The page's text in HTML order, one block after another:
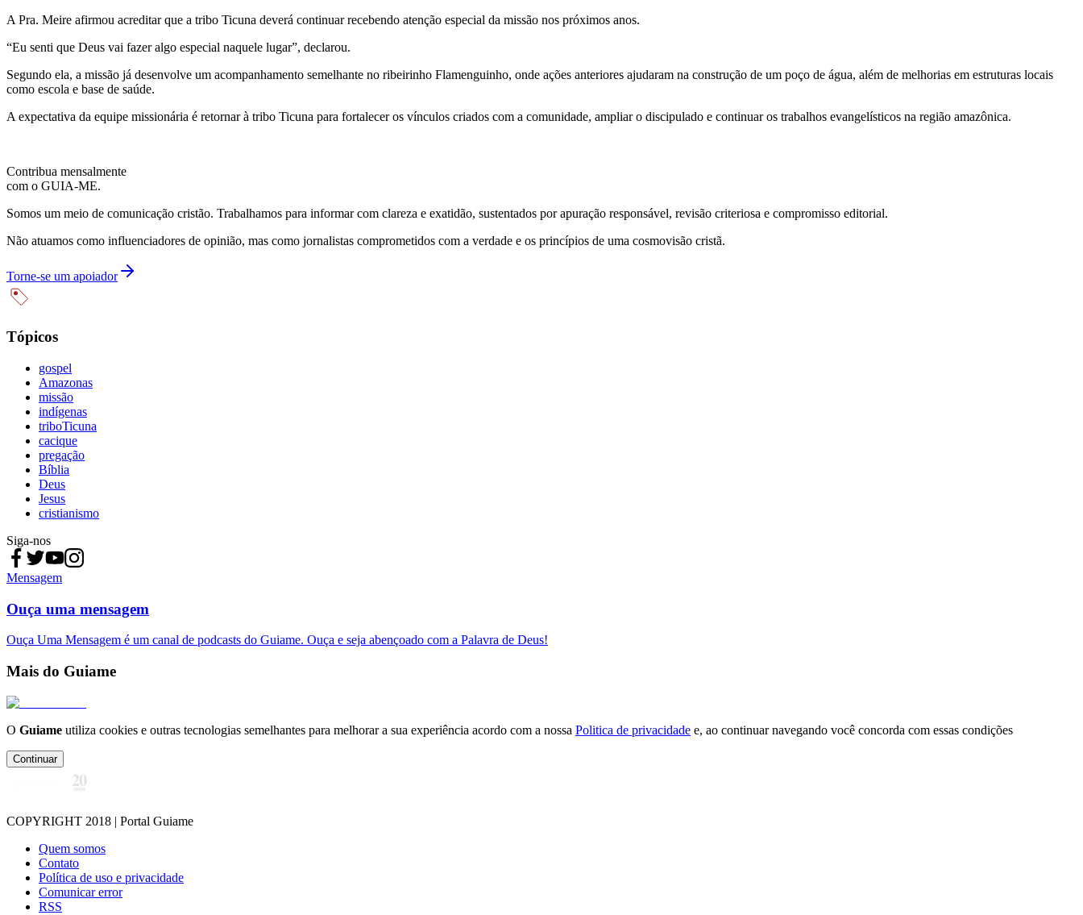
A Pra. Meire afirmou acreditar que a tribo Ticuna deverá continuar recebendo atenção especial da missão nos próximos anos.
“Eu senti que Deus vai fazer algo especial naquele lugar”, declarou.
Segundo ela, a missão já desenvolve um acompanhamento semelhante no ribeirinho Flamenguinho, onde ações anteriores ajudaram na construção de um poço de água, além de melhorias em estruturas locais
como escola e base de saúde.
A expectativa da equipe missionária é retornar à tribo Ticuna para fortalecer os vínculos criados com a comunidade, ampliar o discipulado e continuar os trabalhos evangelísticos na região amazônica.
Contribua mensalmente
com o GUIA-ME.
Somos um meio de comunicação cristão. Trabalhamos para informar com clareza e exatidão, sustentados por apuração responsável, revisão criteriosa e compromisso editorial.
Não atuamos como influenciadores de opinião, mas como jornalistas comprometidos com a verdade e os princípios de uma cosmovisão cristã.
Torne-se um apoiador
Tópicos
gospel
Amazonas
missão
indígenas
triboTicuna
cacique
pregação
Bíblia
Deus
Jesus
cristianismo
Siga-nos
Mensagem
Ouça uma mensagem
Ouça Uma Mensagem é um canal de podcasts do Guiame. Ouça e seja abençoado com a Palavra de Deus!
Mais do Guiame
O Guiame utiliza cookies e outras tecnologias semelhantes para melhorar a sua experiência acordo com a nossa Politica de privacidade e, ao continuar navegando você concorda com essas condições
Continuar
COPYRIGHT 2018 | Portal Guiame
Quem somos
Contato
Política de uso e privacidade
Comunicar error
RSS